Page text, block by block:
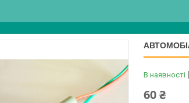
В наявності
60 ₴